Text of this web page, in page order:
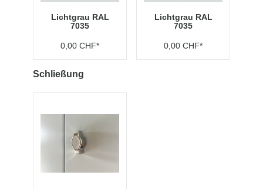
Lichtgrau RAL
7035
0,00 CHF*
Lichtgrau RAL
7035
0,00 CHF*
Schließung